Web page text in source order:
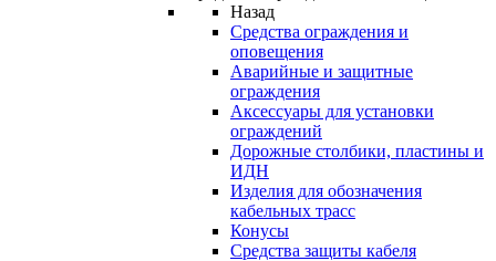
Назад
Средства ограждения и
оповещения
Аварийные и защитные
ограждения
Аксессуары для установки
ограждений
Дорожные столбики, пластины и
ИДН
Изделия для обозначения
кабельных трасс
Конусы
Средства защиты кабеля